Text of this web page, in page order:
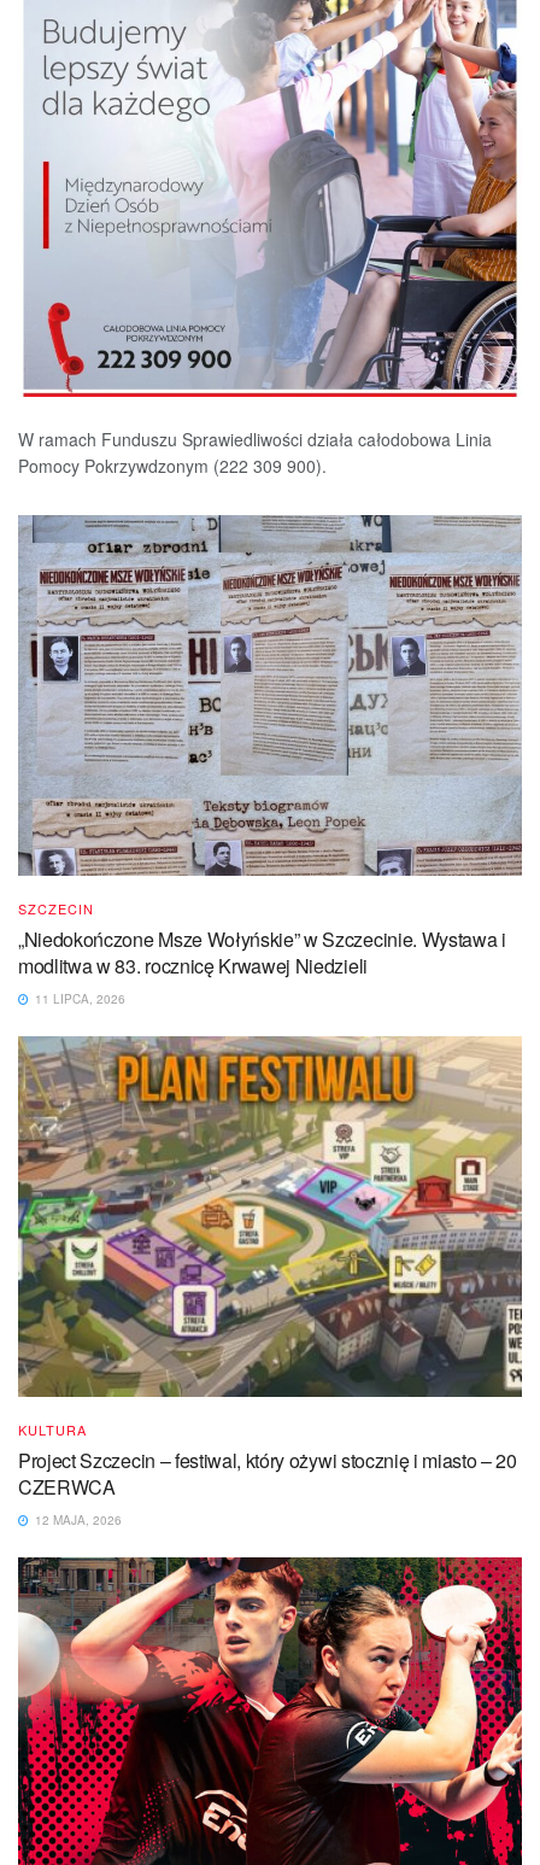
W ramach Funduszu Sprawiedliwości działa całodobowa Linia
Pomocy Pokrzywdzonym (222 309 900).
SZCZECIN
„Niedokończone Msze Wołyńskie” w Szczecinie. Wystawa i
modlitwa w 83. rocznicę Krwawej Niedzieli
11 LIPCA, 2026
KULTURA
Project Szczecin – festiwal, który ożywi stocznię i miasto – 20
CZERWCA
12 MAJA, 2026